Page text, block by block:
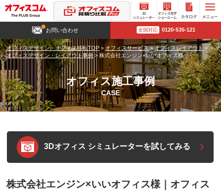
3D
シミュ
レータ
ー
オフィ
ス見学
ショー
ルーム
お問い合わせ 全国対応 0120-535-121
オフィスデザイン・オフィス移転TOP > オフィスサービス>オフィスレイアウト >
オフィスデザイン・レイアウト事例 >株式会社エンジン×いいオフィス様
オフィス施工事例
CASE
3Dオフィス シミュレーターを試してみる
株式会社エンジン×いいオフィス様｜オフィス